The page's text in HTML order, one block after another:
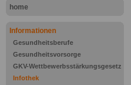
home
Informationen
Gesundheitsberufe
Gesundheitsvorsorge
GKV-Wettbewerbsstärkungsgesetz
Infothek